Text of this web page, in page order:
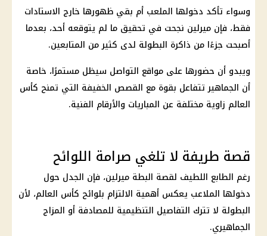
وسواء تأكد دخولها الملعب أم بقي ظهورها خارج الاستادات
فقط، فإن ميرلين نجحت في تحقيق ما لم يتوقعه أحد، بعدما
أصبحت جزءًا من ذاكرة البطولة لدى كثير من المتابعين.
ويبدو أن حضورها على مواقع التواصل سيظل مستمرًا، خاصة
أن الجماهير تتفاعل بقوة مع القصص الخفيفة التي تمنح كأس
العالم زاوية مختلفة عن المباريات والأرقام الفنية.
قصة طريفة لا تلغي صرامة اللوائح
رغم الطابع اللطيف لقصة البطة ميرلين، فإن الجدل حول
دخولها الملاعب يعكس أهمية الالتزام بلوائح كأس العالم، لأن
البطولة لا تترك التفاصيل التنظيمية للمصادفة أو المزاج
الجماهيري.